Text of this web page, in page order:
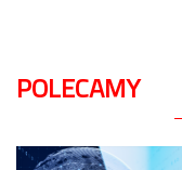
POLECAMY